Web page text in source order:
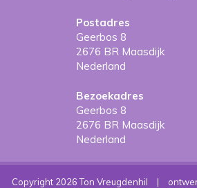
Postadres
Geerbos 8
2676 BR Maasdijk
Nederland
Bezoekadres
Geerbos 8
2676 BR Maasdijk
Nederland
Copyright 2026 Ton Vreugdenhil |